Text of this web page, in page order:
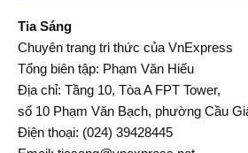
Tia Sáng
Chuyên trang tri thức của VnExpress
Tổng biên tập: Phạm Văn Hiếu
Địa chỉ: Tầng 10, Tòa A FPT Tower,
số 10 Phạm Văn Bạch, phường Cầu
Điện thoại: (024) 39428445